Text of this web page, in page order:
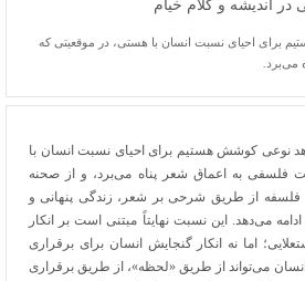
در اندیشه و کلام خیام
برای احیای نسبت انسان با هستی، در موقعیتی که
نوعی کوشش هستیم برای احیای نسبت انسان با
فلسفی به اعماق شعر پناه می‌برد، و از صحنه‌
از طریق شرحی بر شعر، زندگی پنهانی و
می‌دهد. این نسبت نهایتاً مبتنی است بر انکار
اما نه انکار گنجایش انسان برای برقراری
می‌تواند از طریق «لحظه»، از طریق برقراری